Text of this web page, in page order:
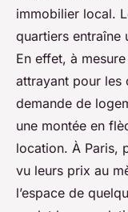
immobilier local.
quartiers entraîne
En effet, à
attrayant pour les
demande de
une montée en
location. À Paris,
vu leurs prix au
l’espace de